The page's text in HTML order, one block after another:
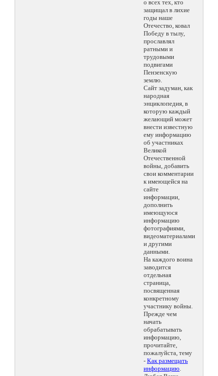
о всех тех, кто
защищал в лихие
годы наше
Отечество, ковал
Победу в тылу,
прославлял
ратными и
трудовыми
подвигами
Пензенскую
землю.
Сайт задуман, как
народная
энциклопедия, в
которую каждый
желающий может
внести известную
ему информацию
об участниках
Великой
Отечественной
войны, добавить
свои комментарии
к имеющейся на
сайте
информации,
дополнить
имеющуюся
информацию
фотографиями,
видеоматериалами
и другими
данными.
На каждого воина
заводится
отдельная
страница,
посвященная
конкретному
участнику войны.
Прежде чем
начать
обрабатывать
информацию,
прочитайте,
пожалуйста, тему
- Как размещать
информацию.